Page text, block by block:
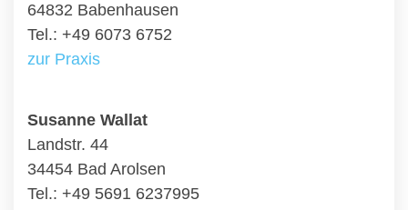
64832 Babenhausen
Tel.: +49 6073 6752
zur Praxis
Susanne Wallat
Landstr. 44
34454 Bad Arolsen
Tel.: +49 5691 6237995